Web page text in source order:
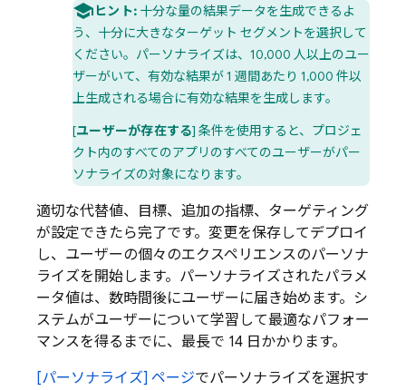
ヒント: 十分な量の結果データを生成できるよ
う、十分に大きなターゲット セグメントを選択して
ください。パーソナライズは、10,000 人以上のユー
ザーがいて、有効な結果が 1 週間あたり 1,000 件以
上生成される場合に有効な結果を生成します。
[ユーザーが存在する] 条件を使用すると、プロジェ
クト内のすべてのアプリのすべてのユーザーがパー
ソナライズの対象になります。
適切な代替値、目標、追加の指標、ターゲティング
が設定できたら完了です。変更を保存してデプロイ
し、ユーザーの個々のエクスペリエンスのパーソナ
ライズを開始します。パーソナライズされたパラメ
ータ値は、数時間後にユーザーに届き始めます。シ
ステムがユーザーについて学習して最適なパフォー
マンスを得るまでに、最長で 14 日かかります。
[パーソナライズ] ページでパーソナライズを選択す